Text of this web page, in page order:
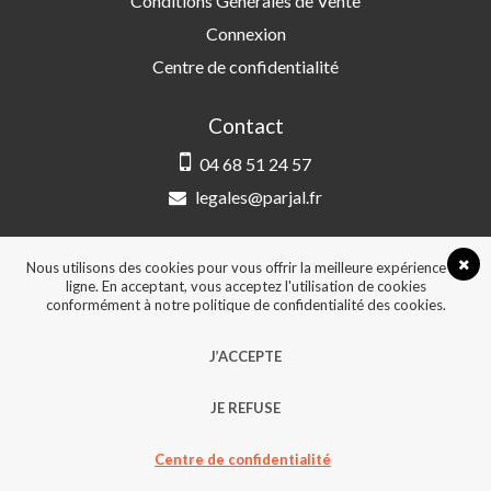
Connexion
Centre de confidentialité
Contact
04 68 51 24 57
legales@parjal.fr
3 Rue Saint-Amand, 66000 Perpignan
© 2026, Tous droits réservés - Design &
Nous utilisons des cookies pour vous offrir la meilleure expérience en
ligne. En acceptant, vous acceptez l'utilisation de cookies
conformément à notre politique de confidentialité des cookies.
J’ACCEPTE
JE REFUSE
Centre de confidentialité